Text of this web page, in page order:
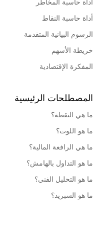
أداة حاسبة النقاط
الرسوم البيانية المتقدمة
خريطة الأسهم
المفكرة الإقتصادية
المصطلحات الرئيسية
ما هي النقطة؟
ما هو اللوت؟
ما هي الرافعة المالية؟
ما هو التداول بالهامش؟
ما هو التحليل الفني؟
ما هو السبريد؟